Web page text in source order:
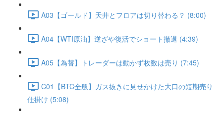
A03【ゴールド】天井とフロアは切り替わる？ (8:00)
A04【WTI原油】逆ざや復活でショート撤退 (4:39)
A05【為替】トレーダーは動かず枚数は売り (7:45)
C01【BTC全般】ガス抜きに見せかけた大口の短期売り
仕掛け (5:08)